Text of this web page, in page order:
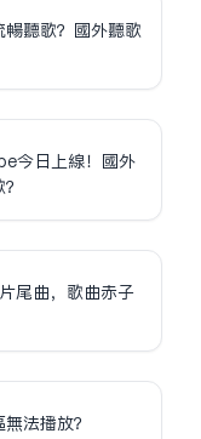
聽歌？國外聽歌
今日上線！國外
尾曲，歌曲赤子
法播放？